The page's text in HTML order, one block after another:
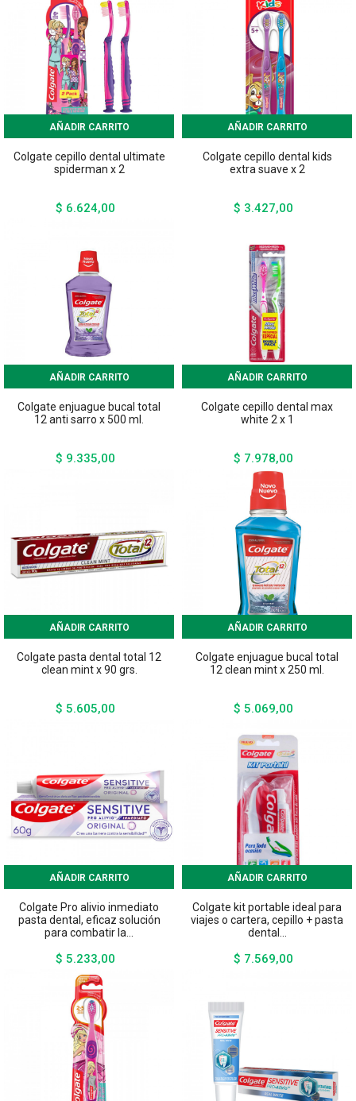
AÑADIR CARRITO
Colgate cepillo dental ultimate
spiderman x 2
$ 6.624,00
AÑADIR CARRITO
Colgate cepillo dental kids
extra suave x 2
$ 3.427,00
AÑADIR CARRITO
Colgate enjuague bucal total
12 anti sarro x 500 ml.
$ 9.335,00
AÑADIR CARRITO
Colgate cepillo dental max
white 2 x 1
$ 7.978,00
AÑADIR CARRITO
Colgate pasta dental total 12
clean mint x 90 grs.
$ 5.605,00
AÑADIR CARRITO
Colgate enjuague bucal total
12 clean mint x 250 ml.
$ 5.069,00
AÑADIR CARRITO
Colgate Pro alivio inmediato
pasta dental, eficaz solución
para combatir la...
$ 5.233,00
AÑADIR CARRITO
Colgate kit portable ideal para
viajes o cartera, cepillo + pasta
dental...
$ 7.569,00